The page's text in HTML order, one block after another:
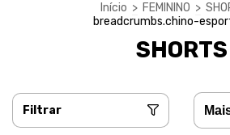
Início > FEMININO >
breadcrumbs.chino-
SHORTS
Filtrar